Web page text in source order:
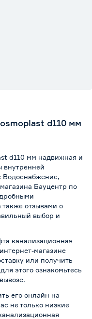
d110 мм
d110 мм надвижная и
внутренней
Водоснабжение,
Бауцентр по
отзывами о
выбор и
канализационная
магазине
или получить
этого ознакомьтесь
.
его онлайн на
не только низкие